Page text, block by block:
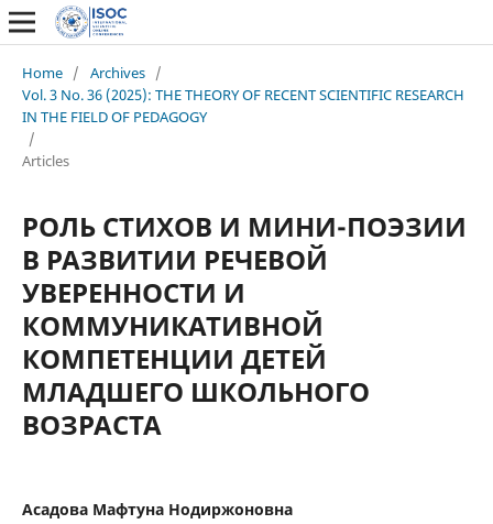
Home / Archives /
Vol. 3 No. 36 (2025): THE THEORY OF RECENT SCIENTIFIC RESEARCH
IN THE FIELD OF PEDAGOGY
/
Articles
РОЛЬ СТИХОВ И МИНИ-ПОЭЗИИ
В РАЗВИТИИ РЕЧЕВОЙ
УВЕРЕННОСТИ И
КОММУНИКАТИВНОЙ
КОМПЕТЕНЦИИ ДЕТЕЙ
МЛАДШЕГО ШКОЛЬНОГО
ВОЗРАСТА
Асадова Мафтуна Нодиржоновна